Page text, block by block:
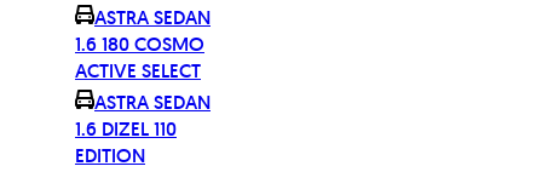
ASTRA SEDAN
1.6 180 COSMO
ACTIVE SELECT
ASTRA SEDAN
1.6 DIZEL 110
EDITION